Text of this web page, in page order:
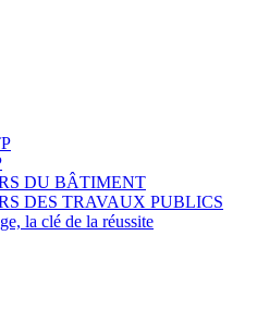
DU BÂTIMENT
DES TRAVAUX PUBLICS
la clé de la réussite